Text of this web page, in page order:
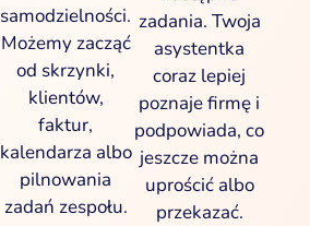
samodzielności.
Możemy zacząć
od skrzynki,
klientów,
faktur,
kalendarza albo
pilnowania
zadań zespołu.
zadania. Twoja
asystentka
coraz lepiej
poznaje firmę i
podpowiada, co
jeszcze można
uprościć albo
przekazać.